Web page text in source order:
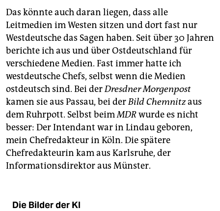
Das könnte auch daran liegen, dass alle
Leitmedien im Westen sitzen und dort fast nur
Westdeutsche das Sagen haben. Seit über 30 Jahren
berichte ich aus und über Ostdeutschland für
verschiedene Medien. Fast immer hatte ich
westdeutsche Chefs, selbst wenn die Medien
ostdeutsch sind. Bei derDresdnerMorgenpost
kamen sie aus Passau, bei derBildChemnitzaus
dem Ruhrpott. Selbst beimMDRwurde es nicht
besser: Der Intendant war in Lindau geboren,
mein Chefredakteur in Köln. Die spätere
Chefredakteurin kam aus Karlsruhe, der
Informationsdirektor aus Münster.
Die Bilder der KI